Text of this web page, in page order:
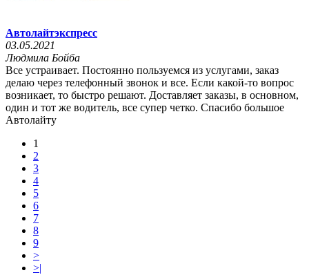
Автолайтэкспресс
03.05.2021
Людмила Бойба
Все устраивает. Постоянно пользуемся из услугами, заказ
делаю через телефонный звонок и все. Если какой-то вопрос
возникает, то быстро решают. Доставляет заказы, в основном,
один и тот же водитель, все супер четко. Спасибо большое
Автолайту
1
2
3
4
5
6
7
8
9
>
>|